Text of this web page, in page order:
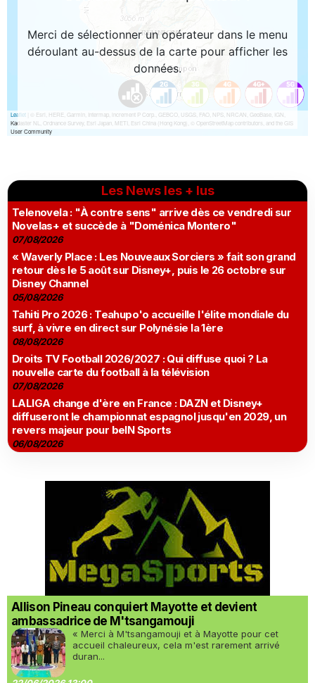
Les News les + lus
Telenovela : "À contre sens" arrive dès ce vendredi sur
Novelas+ et succède à "Doménica Montero"
07/08/2026
« Waverly Place : Les Nouveaux Sorciers » fait son grand
retour dès le 5 août sur Disney+, puis le 26 octobre sur
Disney Channel
05/08/2026
Tahiti Pro 2026 : Teahupo'o accueille l'élite mondiale du
surf, à vivre en direct sur Polynésie la 1ère
08/08/2026
Droits TV Football 2026/2027 : Qui diffuse quoi ? La
nouvelle carte du football à la télévision
07/08/2026
LALIGA change d'ère en France : DAZN et Disney+
diffuseront le championnat espagnol jusqu'en 2029, un
revers majeur pour beIN Sports
06/08/2026
Allison Pineau conquiert Mayotte et devient
ambassadrice de M'tsangamouji
« Merci à M'tsangamouji et à Mayotte pour cet
accueil chaleureux, cela m'est rarement arrivé
duran...